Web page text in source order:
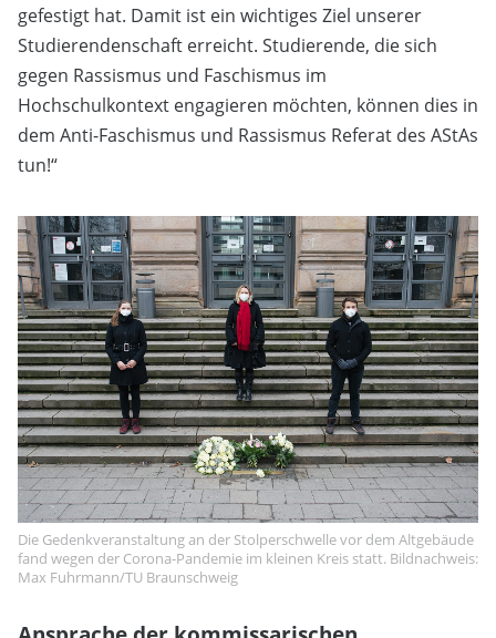
gefestigt hat. Damit ist ein wichtiges Ziel unserer
Studierendenschaft erreicht. Studierende, die sich
gegen Rassismus und Faschismus im
Hochschulkontext engagieren möchten, können dies in
dem Anti-Faschismus und Rassismus Referat des AStAs
tun!“
Die Gedenkveranstaltung an der Stolperschwelle vor dem Altgebäude
fand wegen der Corona-Pandemie im kleinen Kreis statt. Bildnachweis:
Max Fuhrmann/TU Braunschweig